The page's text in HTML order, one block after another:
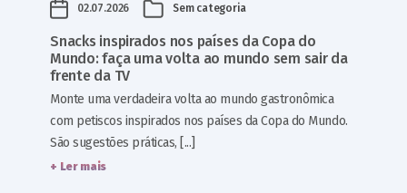
02.07.2026 Sem categoria
Snacks inspirados nos países da Copa do
Mundo: faça uma volta ao mundo sem sair da
frente da TV
Monte uma verdadeira volta ao mundo gastronômica
com petiscos inspirados nos países da Copa do Mundo.
São sugestões práticas, [...]
+ Ler mais